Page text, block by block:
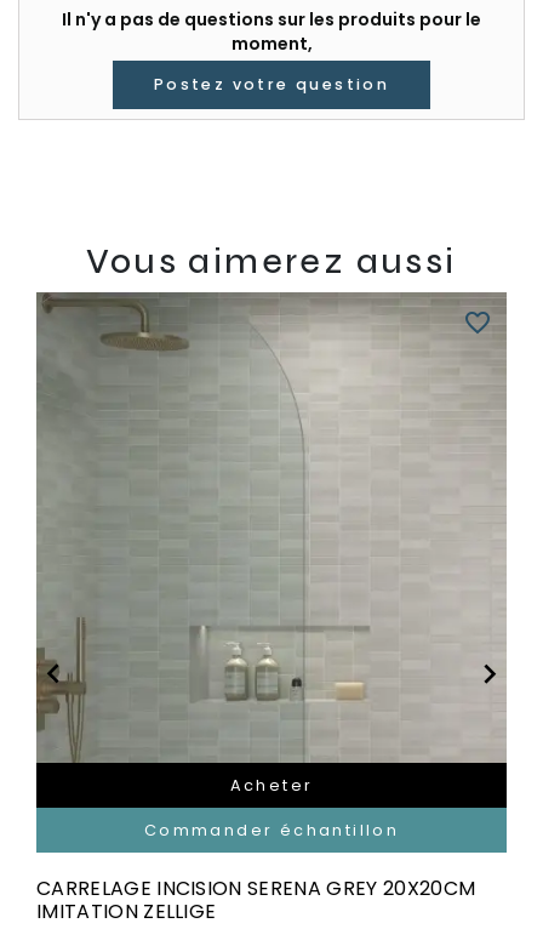
Il n'y a pas de questions sur les produits pour le
moment,
Postez votre question
Vous aimerez aussi

Acheter
Commander échantillon
favorite_border
CARRELAGE INCISION SERENA GREY 20X20CM
IMITATION ZELLIGE
